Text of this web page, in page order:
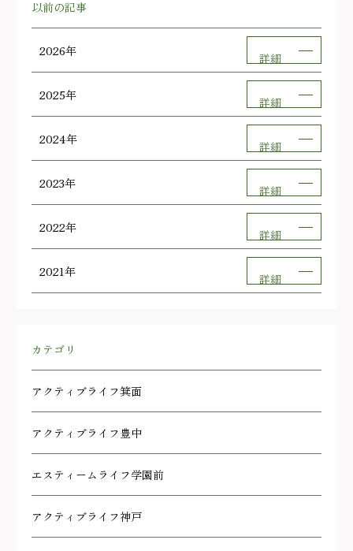
以前の記事
2026年 詳細
2025年 詳細
2024年 詳細
2023年 詳細
2022年 詳細
2021年 詳細
カテゴリ
アクティブライフ箕面
アクティブライフ豊中
エスティームライフ学園前
アクティブライフ神戸